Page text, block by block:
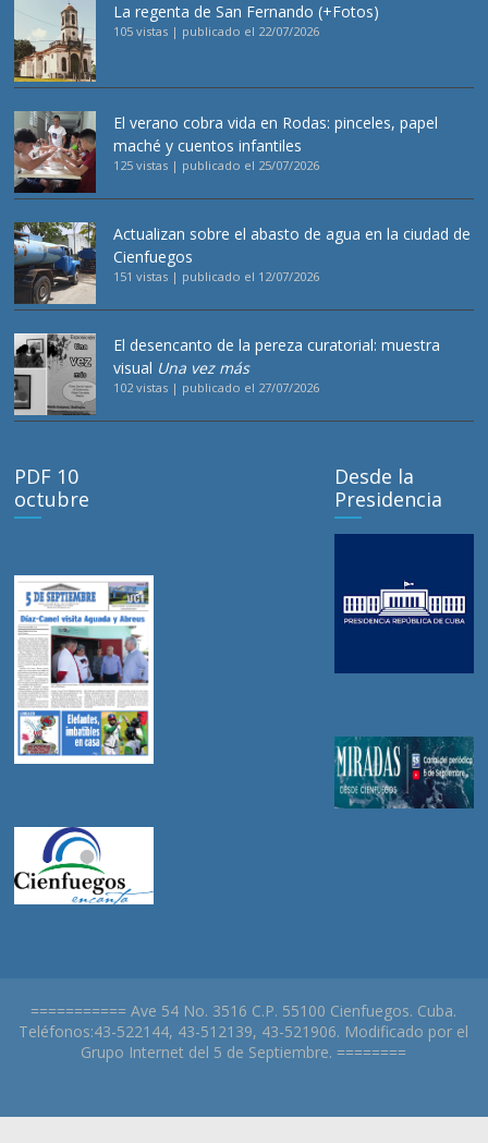
La regenta de San Fernando (+Fotos)
105 vistas | publicado el 22/07/2026
El verano cobra vida en Rodas: pinceles, papel
maché y cuentos infantiles
125 vistas | publicado el 25/07/2026
Actualizan sobre el abasto de agua en la ciudad de
Cienfuegos
151 vistas | publicado el 12/07/2026
El desencanto de la pereza curatorial: muestra
visual Una vez más
102 vistas | publicado el 27/07/2026
PDF 10
octubre
Desde la
Presidencia
=========== Ave 54 No. 3516 C.P. 55100 Cienfuegos. Cuba.
Teléfonos:43-522144, 43-512139, 43-521906. Modificado por el
Grupo Internet del 5 de Septiembre. ========